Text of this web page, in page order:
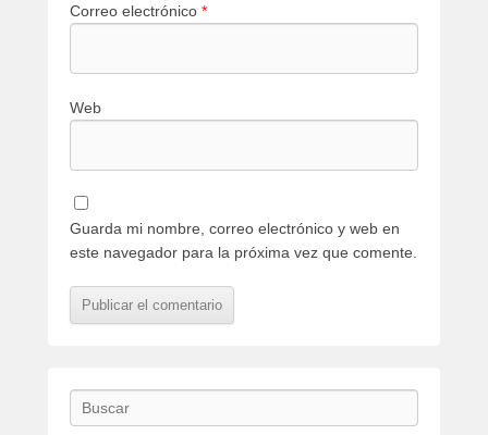
Correo electrónico *
Web
Guarda mi nombre, correo electrónico y web en
este navegador para la próxima vez que comente.
Buscar